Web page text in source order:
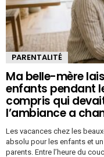
PARENTALITÉ
Ma belle-mère
enfants pendant
compris qui
l’ambiance a
Les vacances chez les
absolu pour les enfants et
parents. Entre l’heure du